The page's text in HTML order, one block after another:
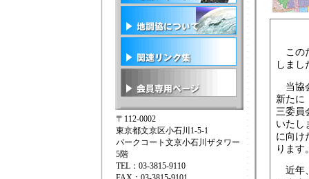
〒112-0002
東京都文京区小石川1-5-1
パークコート文京小石川ザタワー
5階
TEL：03-3815-9110
この
しまし
当協
新たに
三委員
いたし
に向け
ります
近年